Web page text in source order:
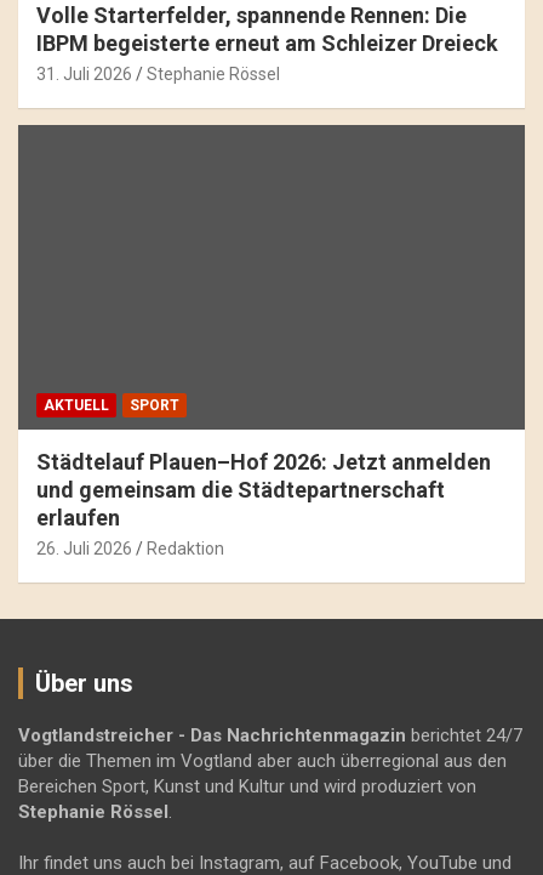
Volle Starterfelder, spannende Rennen: Die
IBPM begeisterte erneut am Schleizer Dreieck
31. Juli 2026 Stephanie Rössel
AKTUELL SPORT
Städtelauf Plauen–Hof 2026: Jetzt anmelden
und gemeinsam die Städtepartnerschaft
erlaufen
26. Juli 2026 Redaktion
Über uns
Vogtlandstreicher - Das Nachrichtenmagazin berichtet 24/7
über die Themen im Vogtland aber auch überregional aus den
Bereichen Sport, Kunst und Kultur und wird produziert von
Stephanie Rössel.
Ihr findet uns auch bei Instagram, auf Facebook, YouTube und